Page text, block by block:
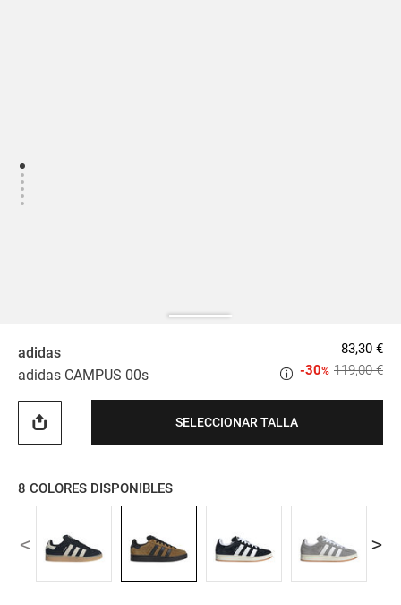
adidas
adidas CAMPUS 00s
83,30 €
119,00 €
-30%
SELECCIONAR TALLA
8 COLORES DISPONIBLES